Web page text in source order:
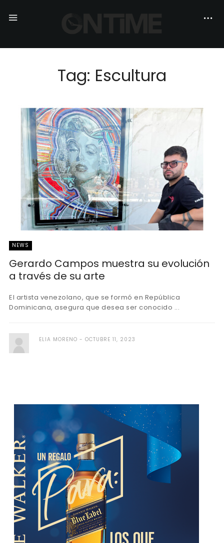
Tag: Escultura
NEWS
Gerardo Campos muestra su evolución
a través de su arte
El artista venezolano, que se formó en República
Dominicana, asegura que desea ser conocido ...
ELIA MORENO OCTUBRE 11, 2023